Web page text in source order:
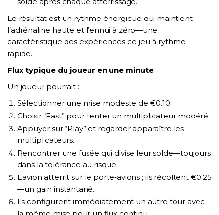
Le résultat est un rythme énergique qui maintient
l’adrénaline haute et l’ennui à zéro—une
caractéristique des expériences de jeu à rythme
rapide.
Flux typique du joueur en une minute
Un joueur pourrait :
Sélectionner une mise modeste de €0.10.
Choisir “Fast” pour tenter un multiplicateur modéré.
Appuyer sur “Play” et regarder apparaître les
multiplicateurs.
Rencontrer une fusée qui divise leur solde—toujours
dans la tolérance au risque.
L’avion atterrit sur le porte‑avions ; ils récoltent €0.25
—un gain instantané.
Ils configurent immédiatement un autre tour avec